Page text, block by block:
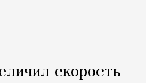
скорость